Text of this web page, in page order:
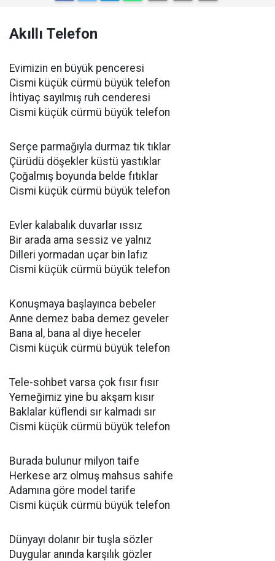
Akıllı Telefon
Evimizin en büyük penceresi
Cismi küçük cürmü büyük telefon
İhtiyaç sayılmış ruh cenderesi
Cismi küçük cürmü büyük telefon
Serçe parmağıyla durmaz tık tıklar
Çürüdü döşekler küstü yastıklar
Çoğalmış boyunda belde fıtıklar
Cismi küçük cürmü büyük telefon
Evler kalabalık duvarlar ıssız
Bir arada ama sessiz ve yalnız
Dilleri yormadan uçar bin lafız
Cismi küçük cürmü büyük telefon
Konuşmaya başlayınca bebeler
Anne demez baba demez geveler
Bana al, bana al diye heceler
Cismi küçük cürmü büyük telefon
Tele-sohbet varsa çok fısır fısır
Yemeğimiz yine bu akşam kısır
Baklalar küflendi sır kalmadı sır
Cismi küçük cürmü büyük telefon
Burada bulunur milyon taife
Herkese arz olmuş mahsus sahife
Adamına göre model tarife
Cismi küçük cürmü büyük telefon
Dünyayı dolanır bir tuşla sözler
Duygular anında karşılık gözler